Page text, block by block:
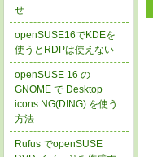
せ
openSUSE16でKDEを
使うとRDPは使えない
openSUSE 16 の
GNOME で Desktop
icons NG(DING) を使う
方法
Rufus でopenSUSE